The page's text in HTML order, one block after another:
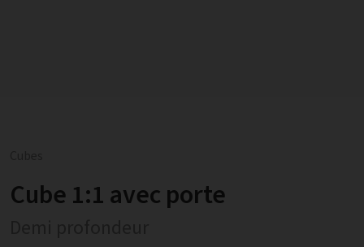
Cube 1:1 avec porte